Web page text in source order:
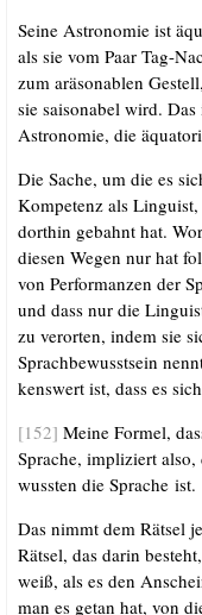
Sei­ne Astro­no­mie ist
als sie vom Paar Tag-
zum arä­son­ablen
sie sai­sonabel wird.
Astro­no­mie, die
Die Sache, um die es
Kom­pe­tenz als
dort­hin gebahnt hat.
die­sen Wegen nur hat
von Per­for­man­zen der
und dass nur die
zu ver­or­ten, indem sie
Sprach­be­wusst­sein
kens­wert ist, dass es
[152] Mei­ne For­mel,
Spra­che, impli­ziert
wuss­ten die Spra­che ist.
Das nimmt dem Rät­sel
Rät­sel, das dar­in
weiß, als es den
man es getan hat, von